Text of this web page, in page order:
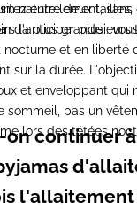
naturellement, sans
d'anticiper plusieurs
entre deux tailles,
la plus grande :
nocturne et en liberté
sur la durée.
et enveloppant qui
sommeil, pas un
lors des tétées
on continuer